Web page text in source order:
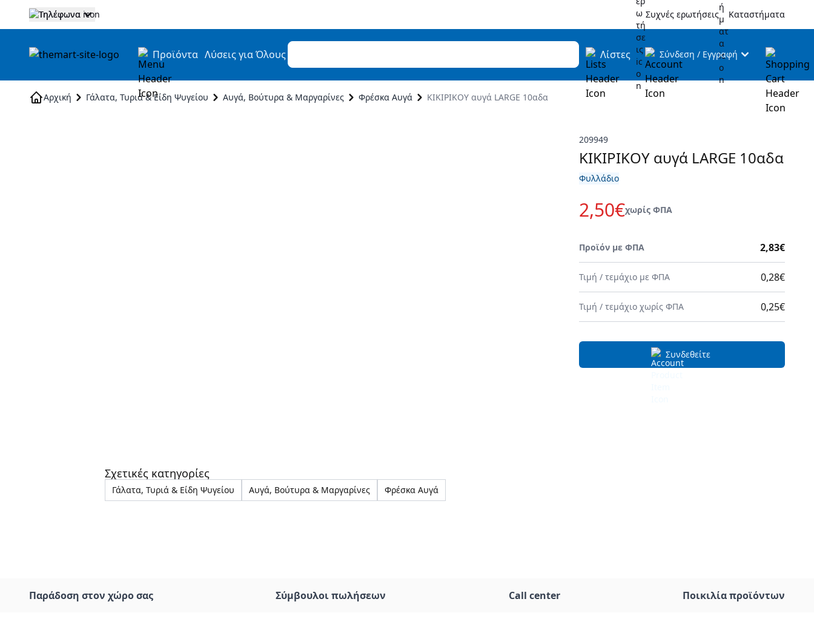
Τηλέφωνα Συχνές ερωτήσεις Καταστήματα
Προϊόντα Λύσεις για Όλους Λίστες Σύνδεση / Εγγραφή
Αρχική Γάλατα, Τυριά & Είδη Ψυγείου Αυγά, Βούτυρα & Μαργαρίνες Φρέσκα Αυγά ΚΙΚΙΡΙΚΟΥ αυγά LARGE 10αδα
209949
ΚΙΚΙΡΙΚΟΥ αυγά LARGE 10αδα
Φυλλάδιο
2,50€χωρίς ΦΠΑ
Τιμή / τεμάχιο χωρίς ΦΠΑ 0,25€
Τιμή / τεμάχιο με ΦΠΑ 0,28€
Προϊόν με ΦΠΑ 2,83€
Συνδεθείτε
Σχετικές κατηγορίες
Γάλατα, Τυριά & Είδη Ψυγείου Αυγά, Βούτυρα & Μαργαρίνες Φρέσκα Αυγά
Παράδοση στον χώρο σας Σύμβουλοι πωλήσεων Call center Ποικιλία προϊόντων